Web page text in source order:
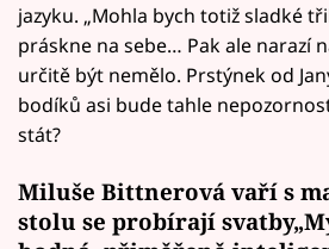
jazyku. „Mohla bych totiž sladké
práskne na sebe… Pak ale narazí
určitě být nemělo. Prstýnek od
bodíků asi bude tahle
stát?
Miluše Bittnerová vaří s
stolu se probírají